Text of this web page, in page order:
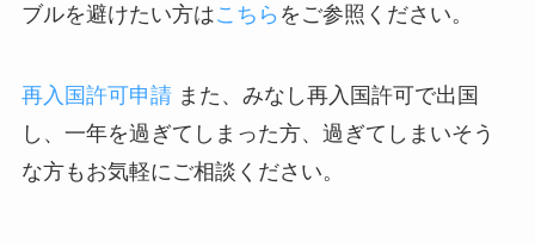
ブルを避けたい方はこちら をご参照ください。
再入国許可申請また、みなし再入国許可で出国
し、一年を過ぎてしまった方、過ぎてしまいそう
な方もお気軽にご相談ください。